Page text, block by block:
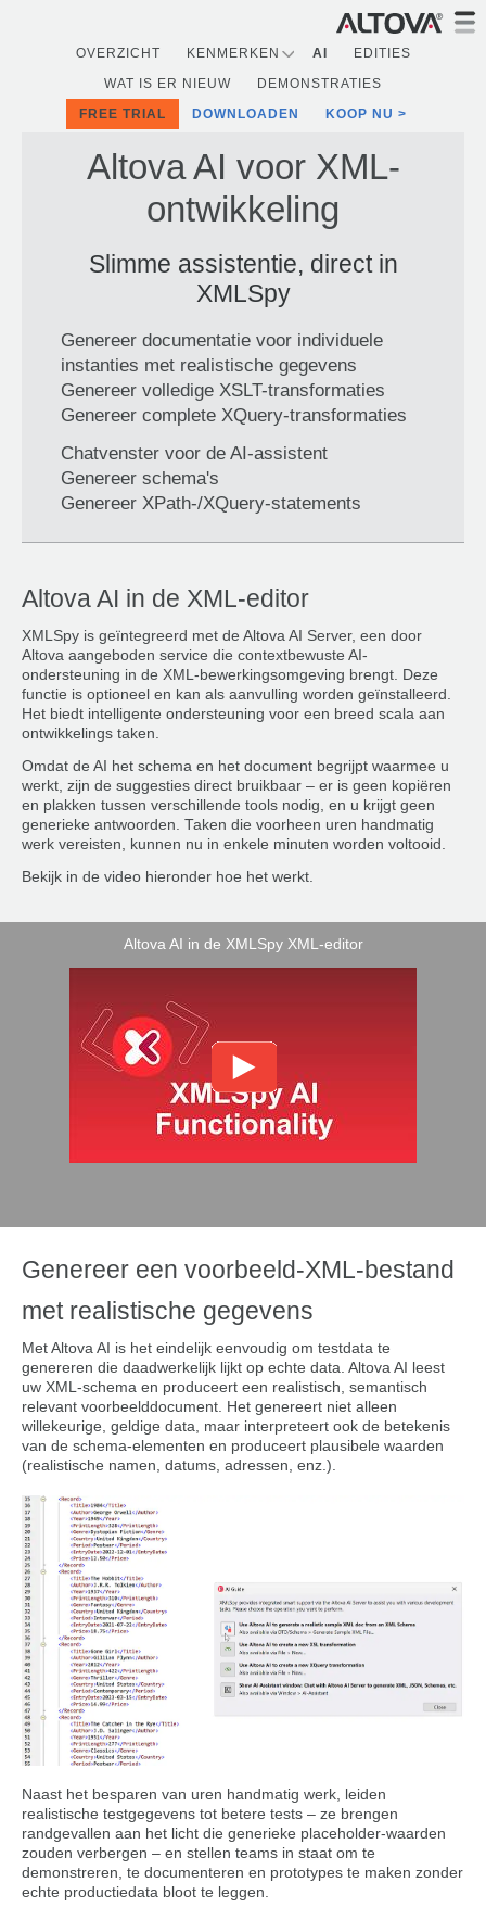
OVERZICHT KENMERKEN AI
EDITIES
WAT IS ER NIEUW
DEMONSTRATIES
FREE TRIAL
DOWNLOADEN KOOP NU
Altova AI voor XML-
ontwikkeling
Slimme assistentie, direct in
XMLSpy
Genereer documentatie voor individuele
instanties met realistische gegevens
Genereer volledige XSLT-transformaties
Genereer complete XQuery-transformaties
Chatvenster voor de AI-assistent
Genereer schema's
Genereer XPath-/XQuery-statements
Altova AI in de XML-editor
XMLSpy is geïntegreerd met de Altova AI Server, een door
Altova aangeboden service die contextbewuste AI-
ondersteuning in de XML-bewerkingsomgeving brengt. Deze
functie is optioneel en kan als aanvulling worden geïnstalleerd.
Het biedt intelligente ondersteuning voor een breed scala aan
ontwikkelings taken.
Omdat de AI het schema en het document begrijpt waarmee u
werkt, zijn de suggesties direct bruikbaar – er is geen kopiëren
en plakken tussen verschillende tools nodig, en u krijgt geen
generieke antwoorden. Taken die voorheen uren handmatig
werk vereisten, kunnen nu in enkele minuten worden voltooid.
Bekijk in de video hieronder hoe het werkt.
Altova AI in de XMLSpy XML-editor
Genereer een voorbeeld-XML-bestand
met realistische gegevens
Met Altova AI is het eindelijk eenvoudig om testdata te
genereren die daadwerkelijk lijkt op echte data. Altova AI leest
uw XML-schema en produceert een realistisch, semantisch
relevant voorbeelddocument. Het genereert niet alleen
willekeurige, geldige data, maar interpreteert ook de betekenis
van de schema-elementen en produceert plausibele waarden
(realistische namen, datums, adressen, enz.).
Naast het besparen van uren handmatig werk, leiden
realistische testgegevens tot betere tests – ze brengen
randgevallen aan het licht die generieke placeholder-waarden
zouden verbergen – en stellen teams in staat om te
demonstreren, te documenteren en prototypes te maken zonder
echte productiedata bloot te leggen.